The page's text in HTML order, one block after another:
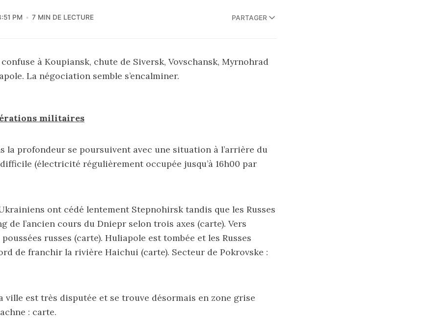
PM 7 MIN DE LECTURE PARTAGER
à Koupiansk, chute de Siversk, Vovschansk, Myrnohrad
La négociation semble s’encalminer.
militaires
la profondeur se poursuivent avec une situation à l’arrière du
(électricité régulièrement occupée jusqu’à 16h00 par
ont cédé lentement Stepnohirsk tandis que les Russes
de l’ancien cours du Dniepr selon trois axes (carte). Vers
russes (carte). Huliapole est tombée et les Russes
de franchir la rivière Haichui (carte). Secteur de Pokrovske :
ville est très disputée et se trouve désormais en zone grise
: carte.